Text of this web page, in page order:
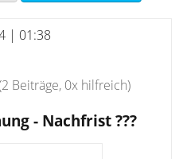
| 01:38
Beiträge, 0x hilfreich)
- Nachfrist ???